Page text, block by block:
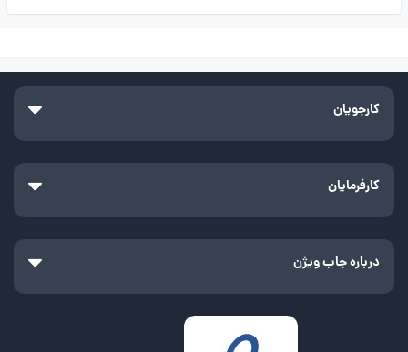
کارجویان
کارفرمایان
درباره جاب ویژن